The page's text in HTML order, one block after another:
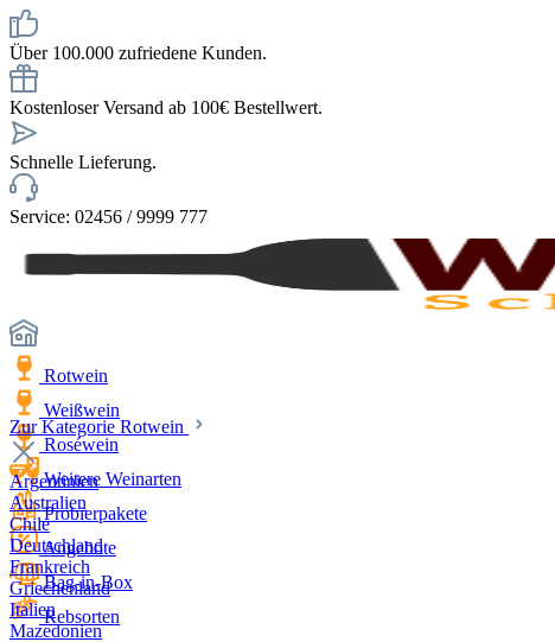
Über 100.000 zufriedene Kunden.
Kostenloser Versand ab 100€ Bestellwert.
Schnelle Lieferung.
Service: 02456 / 9999 777
Rotwein
Weißwein
Roséwein
Weitere Weinarten
Probierpakete
Angebote
Bag-in-Box
Rebsorten
Zur Kategorie Rotwein
Argentinien
Australien
Chile
Deutschland
Frankreich
Griechenland
Italien
Mazedonien